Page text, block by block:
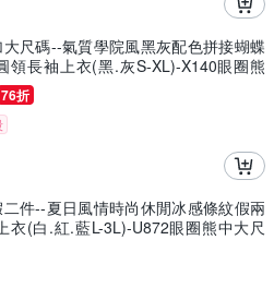
大尺碼--氣質學院風黑灰配色拼接蝴蝶
領長袖上衣(黑.灰S-XL)-X140眼圈熊
76折
件--夏日風情時尚休閒冰感條紋假兩
衣(白.紅.藍L-3L)-U872眼圈熊中大尺